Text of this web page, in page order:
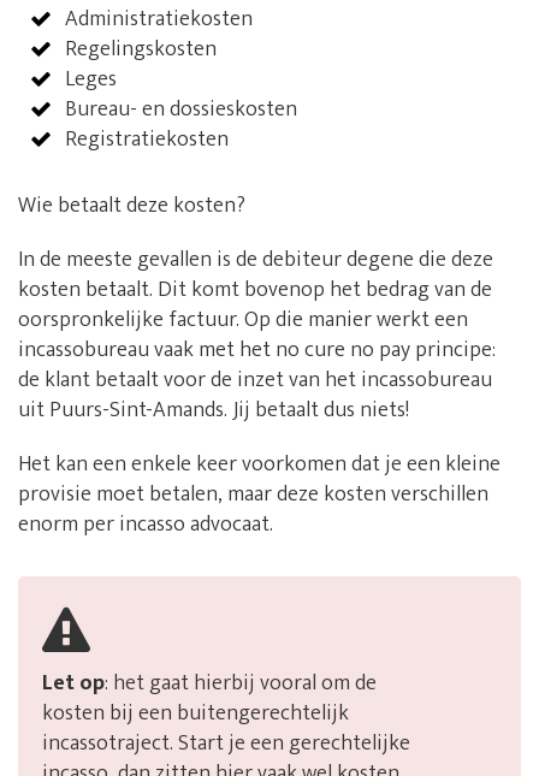
Administratiekosten
Regelingskosten
Leges
Bureau- en dossieskosten
Registratiekosten
Wie betaalt deze kosten?
In de meeste gevallen is de debiteur degene die deze
kosten betaalt. Dit komt bovenop het bedrag van de
oorspronkelijke factuur. Op die manier werkt een
incassobureau vaak met het no cure no pay principe:
de klant betaalt voor de inzet van het incassobureau
uit Puurs-Sint-Amands. Jij betaalt dus niets!
Het kan een enkele keer voorkomen dat je een kleine
provisie moet betalen, maar deze kosten verschillen
enorm per incasso advocaat.
Let op: het gaat hierbij vooral om de
kosten bij een buitengerechtelijk
incassotraject. Start je een gerechtelijke